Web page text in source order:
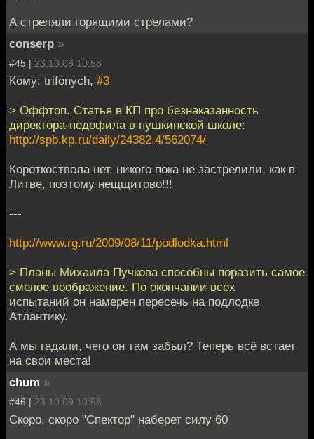
А стреляли горящими стрелами?
conserp »
#45 | 23.10.09 10:58
Кому: trifonych, #3
> Оффтоп. Статья в КП про безнаказанность
директора-педофила в пушкинской школе:
http://spb.kp.ru/daily/24382.4/562074/
Короткоствола нет, никого пока не застрелили, как в
Литве, поэтому нещщитово!!!
---
http://www.rg.ru/2009/08/11/podlodka.html
> Планы Михаила Пучкова способны поразить самое
смелое воображение. По окончании всех
испытаний он намерен пересечь на подлодке
Атлантику.
А мы гадали, чего он там забыл? Теперь всё встает
на свои места!
chum »
#46 | 23.10.09 10:58
Скоро, скоро "Спектор" наберет силу 60